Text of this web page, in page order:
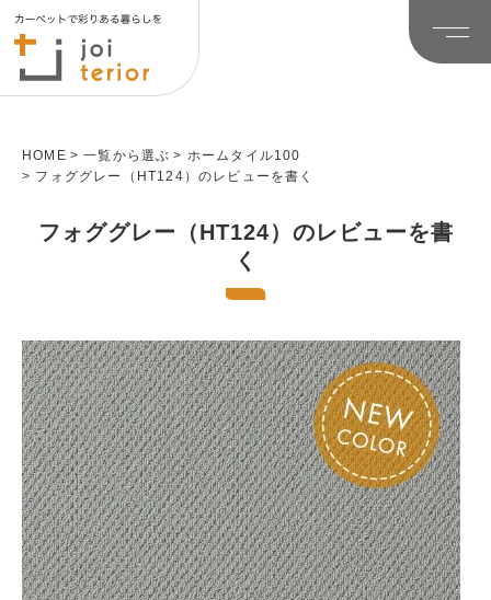
HOME 一覧から選ぶ
ホームタイル100
フォググレー（HT124）のレビューを書く
フォググレー（HT124）のレビューを書
く